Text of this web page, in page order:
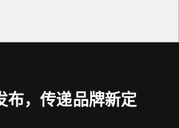
布，传递品牌新定